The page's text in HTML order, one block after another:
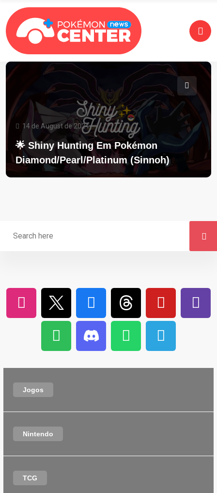
14 de August de 2024
🌟 Shiny Hunting Em Pokémon
Diamond/Pearl/Platinum (Sinnoh)
Jogos
Nintendo
TCG